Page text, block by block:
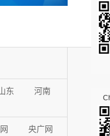
东
河南
央广网